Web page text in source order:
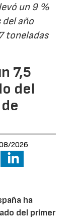
un 9 %
año
toneladas
7,5
del
2026
ha
del primer